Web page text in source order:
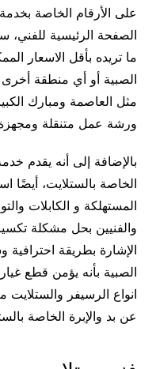
على الأرقام الخاصة
الصفحة الرئيسية
ما تريده بأقل الاسعار
الصبية أو أي منطقة
مثل العاصمة ومبارك
ورشة عمل متنقلة
بالإضافة إلى أنه يقدم
الخاصة بالستلايت، أيضًا
المستهلكة و الكابلات
والفنيين بحل مشكلة
الإشارة بطريقة
الصبية بأنه يؤمن قطع
انواع الرسيفر
عن بد والإبرة الخاصة